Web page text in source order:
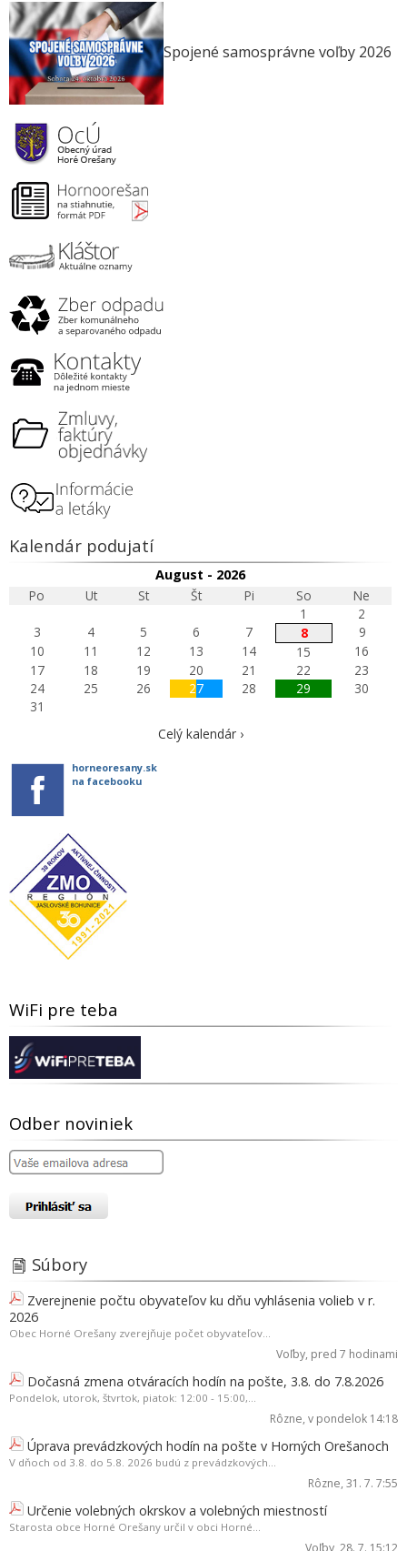
Spojené samosprávne voľby 2026
Kalendár podujatí
August - 2026
Po
Ut St Št Pi So
Ne
1
2
3
4 5 6 7 8
9
10
11 12 13 14 15
16
17
18 19 20 21 22
23
24
25 26 27 28 29
30
31
Celý kalendár ›
horneoresany.sk
na facebooku
WiFi pre teba
Odber noviniek
Súbory
Zverejnenie počtu obyvateľov ku dňu vyhlásenia volieb v r.
2026
Obec Horné Orešany zverejňuje počet obyvateľov...
Voľby, pred 7 hodinami
Dočasná zmena otváracích hodín na pošte, 3.8. do 7.8.2026
Pondelok, utorok, štvrtok, piatok: 12:00 - 15:00,...
Rôzne, v pondelok 14:18
Úprava prevádzkových hodín na pošte v Horných Orešanoch
V dňoch od 3.8. do 5.8. 2026 budú z prevádzkových...
Rôzne, 31. 7. 7:55
Určenie volebných okrskov a volebných miestností
Starosta obce Horné Orešany určil v obci Horné...
Voľby , 28. 7. 15:12